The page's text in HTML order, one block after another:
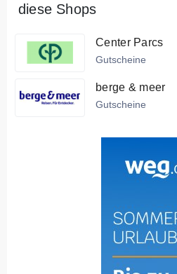
diese Shops
Center Parcs
Gutscheine
berge & meer
Gutscheine